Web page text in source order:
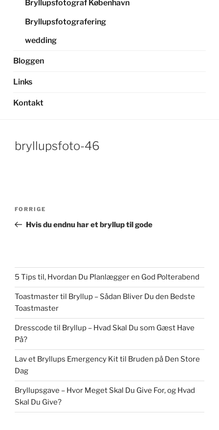
Bryllupsfotograf København
Bryllupsfotografering
wedding
Bloggen
Links
Kontakt
bryllupsfoto-46
Forrige
indlæg
FORRIGE
Hvis du endnu har et bryllup til gode
5 Tips til, Hvordan Du Planlægger en God Polterabend
Toastmaster til Bryllup – Sådan Bliver Du den Bedste
Toastmaster
Dresscode til Bryllup – Hvad Skal Du som Gæst Have
På?
Lav et Bryllups Emergency Kit til Bruden på Den Store
Dag
Bryllupsgave – Hvor Meget Skal Du Give For, og Hvad
Skal Du Give?